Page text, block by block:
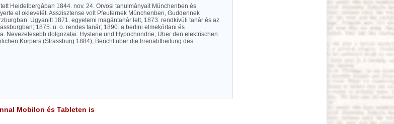
Heidelbergában 1844. nov. 24. Orvosi tanulmányait Münchenben és
el oklevelét. Asszisztense volt Pfeufernek Münchenben, Guddennek
Ugyanitt 1871. egyetemi magántanár lett, 1873. rendkivüli tanár és az
1875. u. o. rendes tanár; 1890. a berlini elmekórtani és
Nevezetesebb dolgozatai: Hysterie und Hypochondrie; Über den elektrischen
Körpers (Strassburg 1884); Bericht über die Irrenabtheilung des
Mobilon és Tableten is